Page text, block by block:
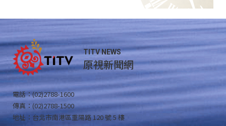
TITV NEWS
原視新聞網
電話：(02)2788-1600
傳真：(02)2788-1500
地址：台北市南港區重陽路 120 號 5 樓